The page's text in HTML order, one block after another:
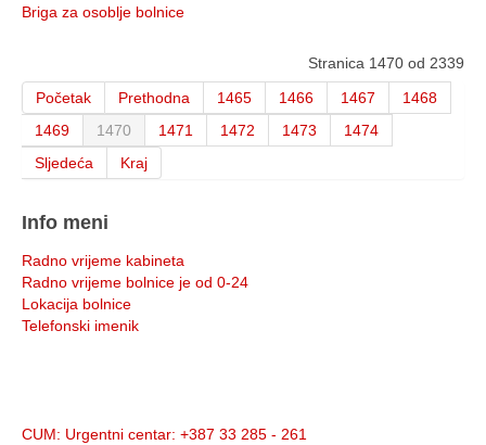
Briga za osoblje bolnice
Stranica 1470 od 2339
Početak
Prethodna 1465 1466 1467
1468
1469
1470 1471 1472 1473
1474
Sljedeća
Kraj
Info meni
Radno vrijeme kabineta
Radno vrijeme bolnice je od 0-24
Lokacija bolnice
Telefonski imenik
CUM: Urgentni centar: +387 33 285 - 261